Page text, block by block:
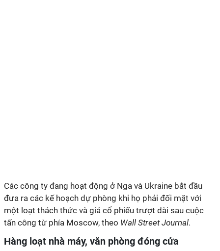
Các công ty đang hoạt động ở Nga và Ukraine bắt đầu
đưa ra các kế hoạch dự phòng khi họ phải đối mặt với
một loạt thách thức và giá cổ phiếu trượt dài sau cuộc
tấn công từ phía Moscow, theo Wall Street Journal.
Hàng loạt nhà máy, văn phòng đóng cửa